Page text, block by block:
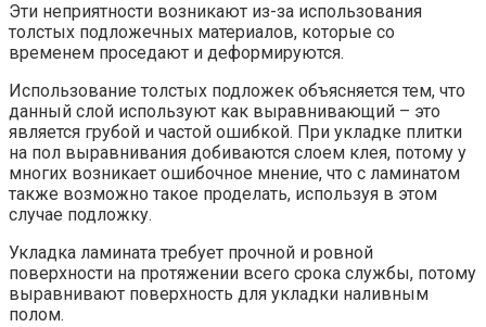
Эти неприятности возникают из-за использования
толстых подложечных материалов, которые со
временем проседают и деформируются.
Использование толстых подложек объясняется тем, что
данный слой используют как выравнивающий – это
является грубой и частой ошибкой. При укладке плитки
на пол выравнивания добиваются слоем клея, потому у
многих возникает ошибочное мнение, что с ламинатом
также возможно такое проделать, используя в этом
случае подложку.
Укладка ламината требует прочной и ровной
поверхности на протяжении всего срока службы, потому
выравнивают поверхность для укладки наливным
полом.